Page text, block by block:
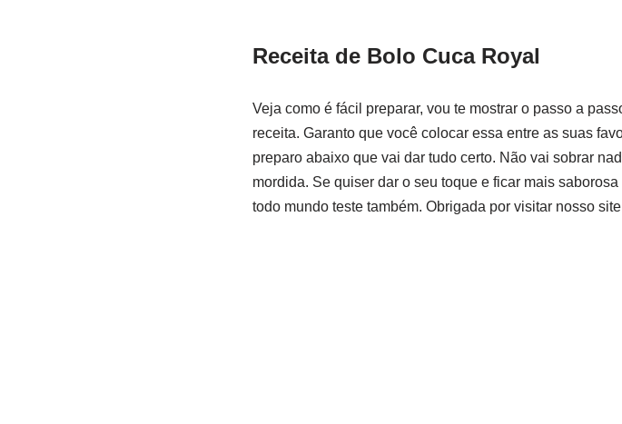
Receita de Bolo Cuca Royal
Veja como é fácil preparar, vou te mostrar o passo a
receita. Garanto que você colocar essa entre as suas
preparo abaixo que vai dar tudo certo. Não vai sobrar
mordida. Se quiser dar o seu toque e ficar mais
todo mundo teste também. Obrigada por visitar nosso